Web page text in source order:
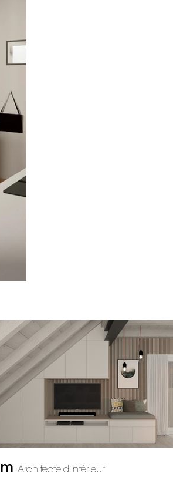
Architecte d'Intérieur